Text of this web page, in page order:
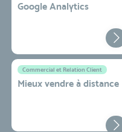
Google Analytics
Commercial et Relation Client
Mieux vendre à distance